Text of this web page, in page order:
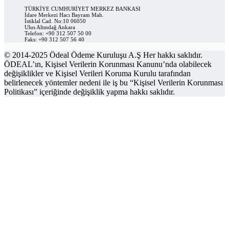
TÜRKİYE CUMHURİYET MERKEZ BANKASI
İdare Merkezi Hacı Bayram Mah.
İstiklal Cad. No:10 06050
Ulus Altındağ Ankara
Telefon: +90 312 507 50 00
Faks: +90 312 507 56 40
© 2014-2025 Ödeal Ödeme Kuruluşu A.Ş Her hakkı saklıdır.
ÖDEAL’ın, Kişisel Verilerin Korunması Kanunu’nda olabilecek
değişiklikler ve Kişisel Verileri Koruma Kurulu tarafından
belirlenecek yöntemler nedeni ile iş bu “Kişisel Verilerin Korunması
Politikası” içeriğinde değişiklik yapma hakkı saklıdır.